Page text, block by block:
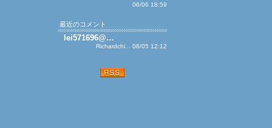
06/06 18:59
最近のコメント
lei571696@…
Richardchi... 08/05 12:12